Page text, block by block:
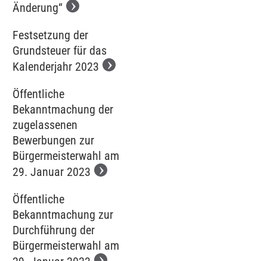
Änderung“
Festsetzung der
Grundsteuer für das
Kalenderjahr 2023
Öffentliche
Bekanntmachung der
zugelassenen
Bewerbungen zur
Bürgermeisterwahl am
29. Januar 2023
Öffentliche
Bekanntmachung zur
Durchführung der
Bürgermeisterwahl am